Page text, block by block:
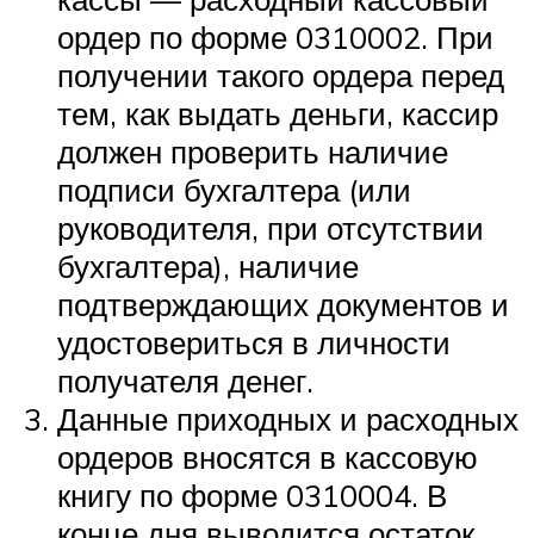
ордер по форме 0310002. При
получении такого ордера перед
тем, как выдать деньги, кассир
должен проверить наличие
подписи бухгалтера (или
руководителя, при отсутствии
бухгалтера), наличие
подтверждающих документов и
удостовериться в личности
получателя денег.
Данные приходных и расходных
ордеров вносятся в кассовую
книгу по форме 0310004. В